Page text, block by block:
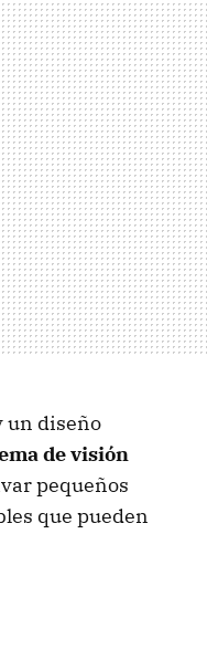
un diseño
de visión
pequeños
que pueden